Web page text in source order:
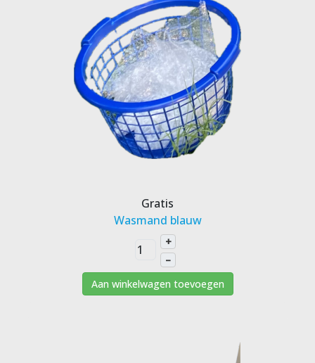
Gratis
Wasmand blauw
+
–
Aan winkelwagen toevoegen